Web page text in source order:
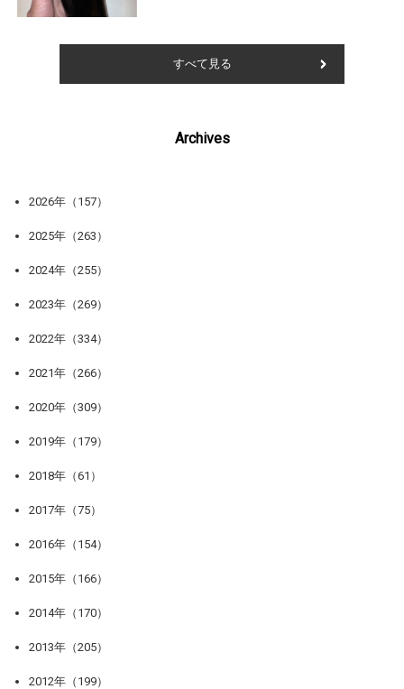
すべて見る
Archives
2026年（157）
2025年（263）
2024年（255）
2023年（269）
2022年（334）
2021年（266）
2020年（309）
2019年（179）
2018年（61）
2017年（75）
2016年（154）
2015年（166）
2014年（170）
2013年（205）
2012年（199）